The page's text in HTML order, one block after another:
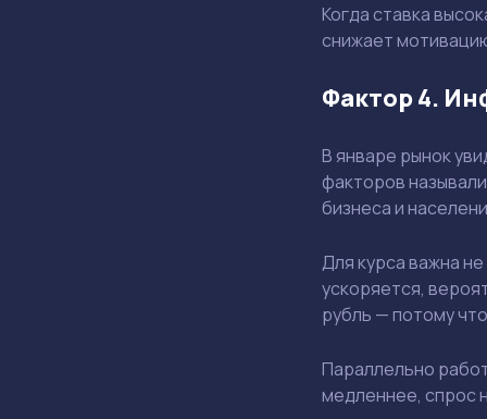
Когда ставка
снижает
Фактор 4.
В январе рынок
факторов
бизнеса и
Для курса важна
ускоряется,
рубль — потому
Параллельно
медленнее, спрос